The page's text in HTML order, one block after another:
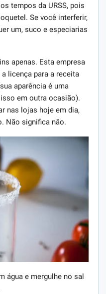
tempos da URSS, pois
Se você interferir,
um, suco e especiarias
apenas. Esta empresa
licença para a receita
aparência é uma
em outra ocasião).
nas lojas hoje em dia,
Não significa não.
água e mergulhe no sal